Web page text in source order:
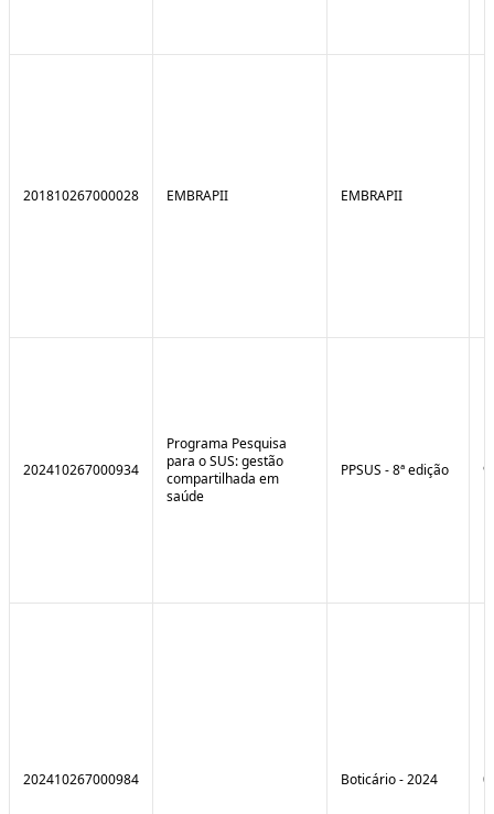
201810267000028 EMBRAPII EMBRAPII
202410267000934
Programa Pesquisa
para o SUS: gestão
compartilhada em
saúde
PPSUS - 8ª edição
202410267000984 Boticário - 2024